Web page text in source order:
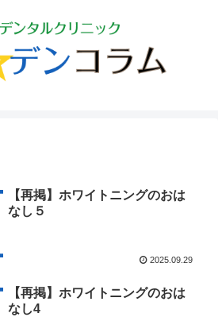
【再掲】ホワイトニングのおは
なし５
2025.09.29
【再掲】ホワイトニングのおは
なし4